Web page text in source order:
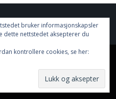
Aktiviteter
Informasjon
to browse the site, you are
Learn more
bruker informasjonskapsler
dette nettstedet aksepterer du
kontrollere cookies, se her: